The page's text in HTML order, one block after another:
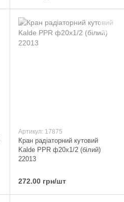
Артикул: 17875
Кран радіаторний кутовий
Kalde PPR ф20x1/2 (білий)
22013
272.00 грн/шт